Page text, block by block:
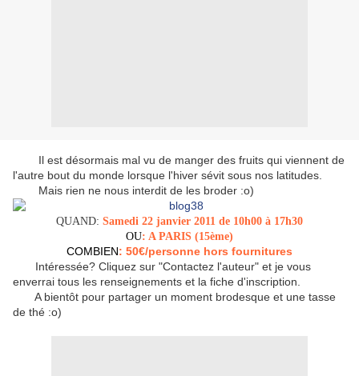
Il est désormais mal vu de manger des fruits qui viennent de
l'autre bout du monde lorsque l'hiver sévit sous nos latitudes.
Mais rien ne nous interdit de les broder :o)
QUAND: Samedi 22 janvier 2011 de 10h00 à 17h30
OU: A PARIS (15ème)
COMBIEN: 50€/personne hors fournitures
Intéressée? Cliquez sur "Contactez l'auteur" et je vous
enverrai tous les renseignements et la fiche d'inscription.
A bientôt pour partager un moment brodesque et une tasse
de thé :o)